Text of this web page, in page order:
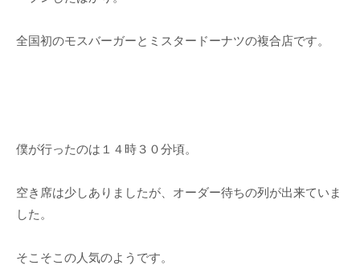
全国初のモスバーガーとミスタードーナツの複合店です。
僕が行ったのは１４時３０分頃。
空き席は少しありましたが、オーダー待ちの列が出来ていま
した。
そこそこの人気のようです。